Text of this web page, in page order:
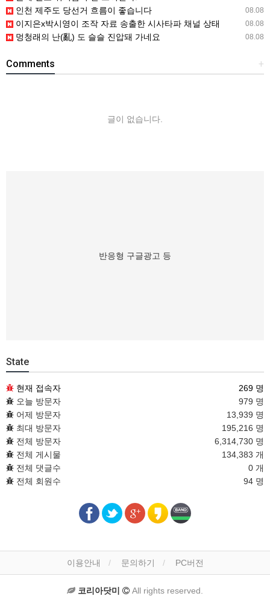
08.08
인천 제주도 당선거 흐름이 좋습니다
08.08
이지은x박시영이 조작 자료 송출한 시사타파 채널 상태
08.08
멍청래의 난(亂) 도 슬슬 진압돼 가네요
+
Comments
글이 없습니다.
반응형 구글광고 등
State
현재 접속자
269 명
오늘 방문자
979 명
어제 방문자
13,939 명
최대 방문자
195,216 명
전체 방문자
6,314,730 명
전체 게시물
134,383 개
전체 댓글수
0 개
전체 회원수
94 명
이용안내 문의하기 PC버전
코리아닷미 All rights reserved.